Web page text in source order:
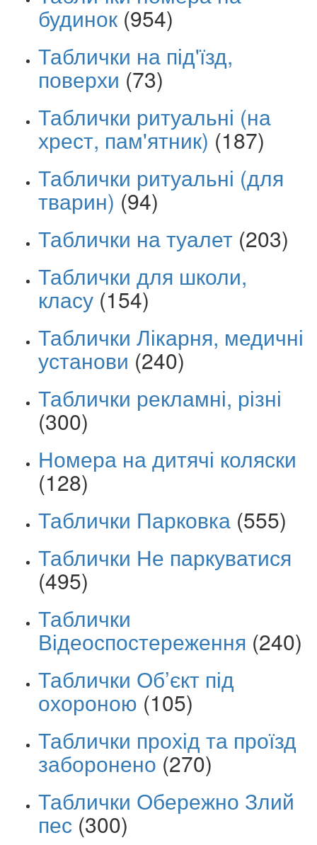
будинок (954)
Таблички на під'їзд,
поверхи (73)
Таблички ритуальні (на
хрест, пам'ятник) (187)
Таблички ритуальні (для
тварин) (94)
Таблички на туалет (203)
Таблички для школи,
класу (154)
Таблички Лікарня, медичні
установи (240)
Таблички рекламні, різні
(300)
Номера на дитячі коляски
(128)
Таблички Парковка (555)
Таблички Не паркуватися
(495)
Таблички
Відеоспостереження (240)
Таблички Об’єкт під
охороною (105)
Таблички прохід та проїзд
заборонено (270)
Таблички Обережно Злий
пес (300)